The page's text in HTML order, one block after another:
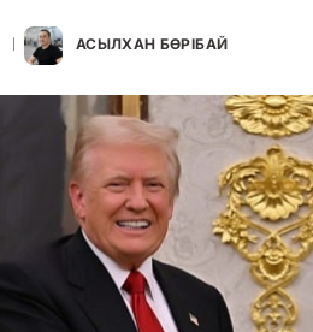
АСЫЛХАН БӨРІБАЙ